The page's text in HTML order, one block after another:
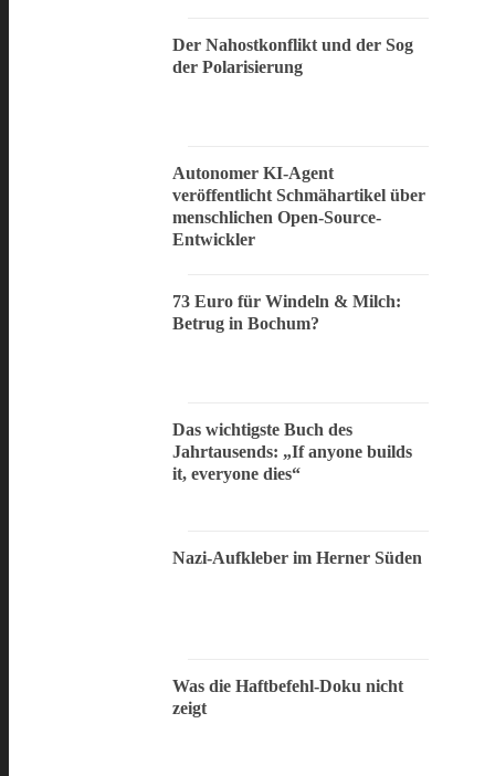
Der Nahostkonflikt und der Sog
der Polarisierung
Autonomer KI-Agent
veröffentlicht Schmähartikel über
menschlichen Open-Source-
Entwickler
73 Euro für Windeln & Milch:
Betrug in Bochum?
Das wichtigste Buch des
Jahrtausends: „If anyone builds
it, everyone dies“
Nazi-Aufkleber im Herner Süden
Was die Haftbefehl-Doku nicht
zeigt